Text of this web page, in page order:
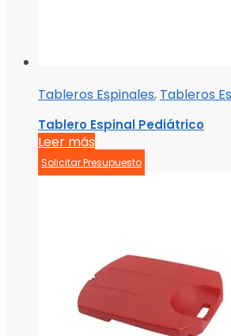
Tableros Espinales, Tableros
Tablero Espinal Pediátrico
Leer más
Solicitar Presupuesto